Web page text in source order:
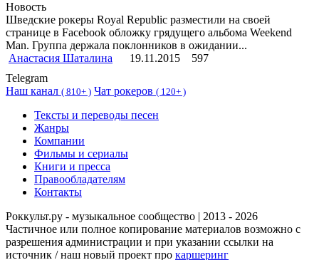
Новость
Шведские рокеры Royal Republic разместили на своей
странице в Facebook обложку грядущего альбома Weekend
Man. Группа держала поклонников в ожидании...
Анастасия Шаталина
19.11.2015
597
Telegram
Наш канал ( 810+ ) Чат рокеров ( 120+ )
Тексты и переводы песен
Жанры
Компании
Фильмы и сериалы
Книги и пресса
Правообладателям
Контакты
Роккульт.ру - музыкальное сообщество | 2013 - 2026
Частичное или полное копирование материалов возможно с
разрешения администрации и при указании ссылки на
источник / наш новый проект про каршеринг